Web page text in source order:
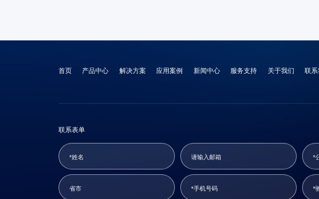
首页 产品中心 解决方案 应用案例 新闻中心 服务支持 关于我们 联系
联系表单